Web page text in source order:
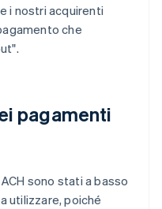
i nostri acquirenti
che
pagamenti
sono stati a basso
utilizzare, poiché